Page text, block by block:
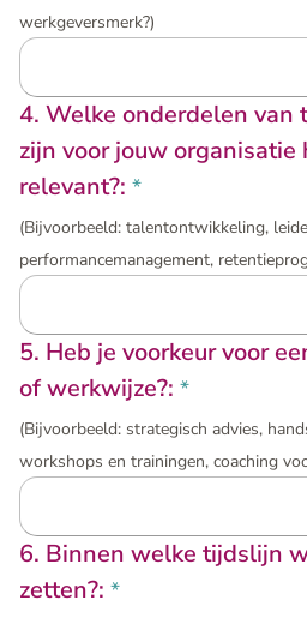
werkgeversmerk?)
4. Welke onderdelen van
zijn voor jouw organisatie
relevant?: *
(Bijvoorbeeld: talentontwikkeling,
performancemanagement,
5. Heb je voorkeur voor
of werkwijze?: *
(Bijvoorbeeld: strategisch advies,
workshops en trainingen, coaching
6. Binnen welke tijdslijn
zetten?: *